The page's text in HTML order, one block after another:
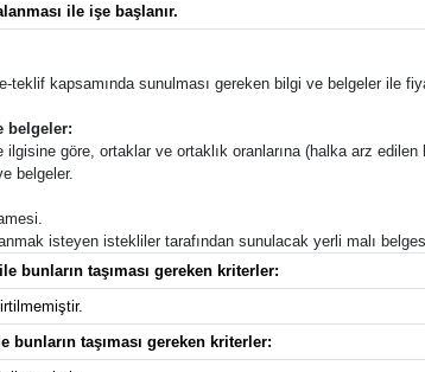
ile işe başlanır.
teklif kapsamında sunulması gereken bilgi ve belgeler ile
belgeler:
göre, ortaklar ve ortaklık oranlarına (halka arz
belgeler.
isteyen istekliler tarafından sunulacak yerli malı
taşıması gereken kriterler:
taşıması gereken kriterler: